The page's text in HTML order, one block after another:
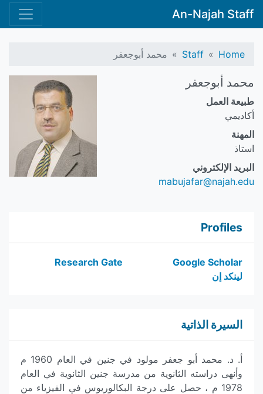
An-Najah Staff
Home
Staff محمد أبوجعفر
محمد أبوجعفر
طبيعة العمل
أكاديمي
المهنة
استاذ
البريد الإلكتروني
mabujafar@najah.edu
Profiles
Google Scholar
Research Gate
لينكد إن
السيرة الذاتية
أ. د. محمد أبو جعفر مولود في جنين في العام 1960 م
وأنهى دراسته الثانوية من مدرسة جنين الثانوية في العام
1978 م ، حصل على درجة البكالوريوس في الفيزياء من